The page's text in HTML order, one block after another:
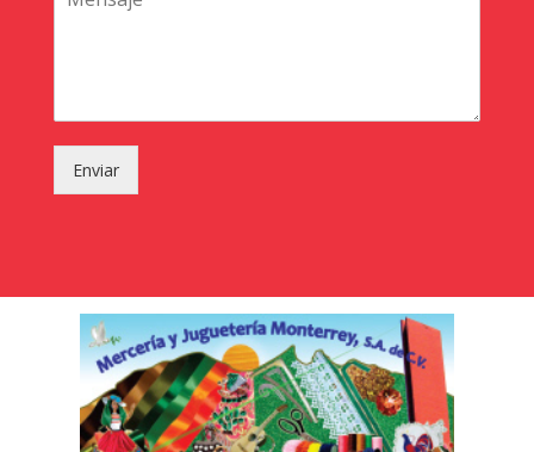
Enviar